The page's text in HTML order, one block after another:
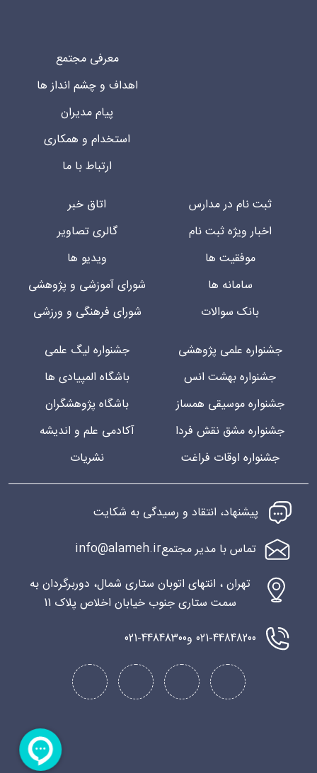
معرفی مجتمع
اهداف و چشم انداز ها
پیام مدیران
استخدام و همکاری
ارتباط با ما
ثبت نام در مدارس
اخبار ویژه ثبت نام
موفقیت ها
سامانه ها
بانک سوالات
اتاق خبر
گالری تصاویر
ویدیو ها
شورای آموزشی و پژوهشی
شورای فرهنگی و ورزشی
جشنواره علمی پژوهشی
جشنواره بهشت انس
جشنواره موسیقی همساز
جشنواره مشق نقش فردا
جشنواره اوقات فراغت
جشنواره لیگ علمی
باشگاه المپیادی ها
باشگاه پژوهشگران
آکادمی علم و اندیشه
نشریات
پیشنهاد، انتقاد و رسیدگی به شکایت
تماس با مدیر مجتمعinfo@alameh.ir
تهران ، انتهای اتوبان ستاری شمال، دوربرگردان به
سمت ستاری جنوب خیابان اخلاص پلاک 11
021-44848200 و 021-44848300